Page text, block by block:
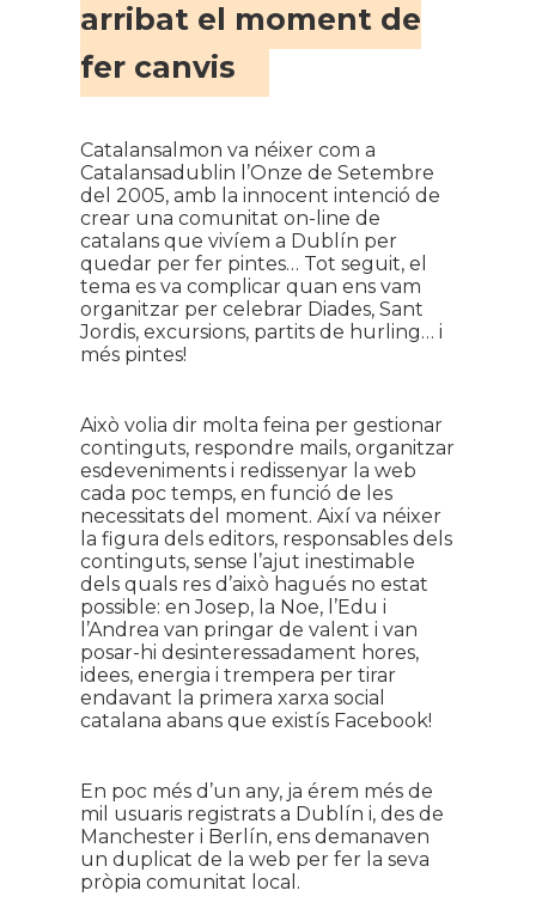
arribat el moment de
fer canvis
Catalansalmon va néixer com a
Catalansadublin l’Onze de Setembre
del 2005, amb la innocent intenció de
crear una comunitat on-line de
catalans que vivíem a Dublín per
quedar per fer pintes… Tot seguit, el
tema es va complicar quan ens vam
organitzar per celebrar Diades, Sant
Jordis, excursions, partits de hurling… i
més pintes!
Això volia dir molta feina per gestionar
continguts, respondre mails, organitzar
esdeveniments i redissenyar la web
cada poc temps, en funció de les
necessitats del moment. Així va néixer
la figura dels editors, responsables dels
continguts, sense l’ajut inestimable
dels quals res d’això hagués no estat
possible: en Josep, la Noe, l’Edu i
l’Andrea van pringar de valent i van
posar-hi desinteressadament hores,
idees, energia i trempera per tirar
endavant la primera xarxa social
catalana abans que existís Facebook!
En poc més d’un any, ja érem més de
mil usuaris registrats a Dublín i, des de
Manchester i Berlín, ens demanaven
un duplicat de la web per fer la seva
pròpia comunitat local.